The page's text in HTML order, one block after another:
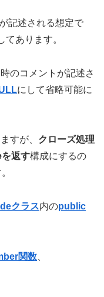
記述される想定で
てあります。
のコメントが記述さ
にして省略可能に
すが、 クローズ処理
返す構成にするの
クラス内のpublic
関数